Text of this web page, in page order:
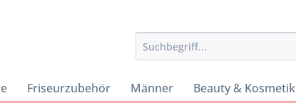
Friseurzubehör Männer Beauty & Kosmetik